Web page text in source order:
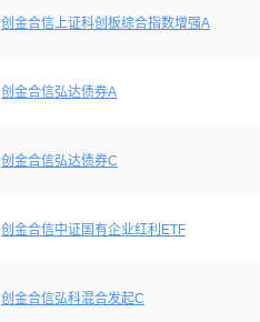
创金合信上证科创板综合指数增强A
创金合信弘达债券A
创金合信弘达债券C
创金合信中证国有企业红利ETF
创金合信弘科混合发起C